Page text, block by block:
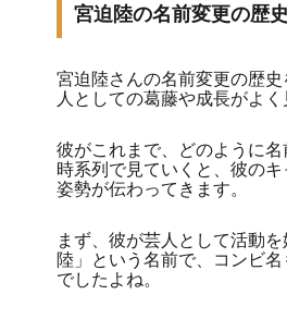
宮迫陸の名前変更の歴
宮迫陸さんの名前変更の歴
人としての葛藤や成長がよく
彼がこれまで、どのように名
時系列で見ていくと、彼の
姿勢が伝わってきます。
まず、彼が芸人として活動
陸」という名前で、コンビ名
でしたよね。